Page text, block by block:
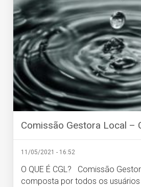
Comissão Gestora Local –
11/05/2021 - 16:52
O QUE É CGL? Comissão
composta por todos os